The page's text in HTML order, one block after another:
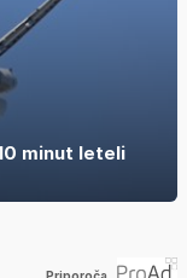
minut leteli